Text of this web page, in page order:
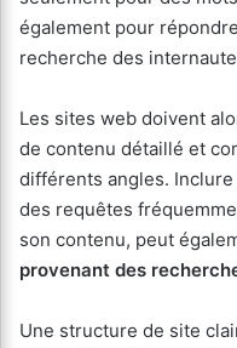
également pour
recherche des
Les sites web doivent
de contenu détaillé et
différents angles.
des requêtes
son contenu, peut
provenant des
Une structure de site